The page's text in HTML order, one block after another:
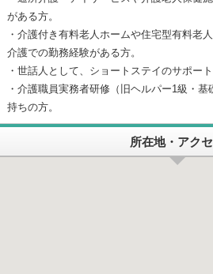
がある方。
・介護付き有料老人ホームや住宅型有料老
介護での勤務経験がある方。
・世話人として、ショートステイのサポー
・介護職員実務者研修（旧ヘルパー1級・
持ちの方。
所在地・アク